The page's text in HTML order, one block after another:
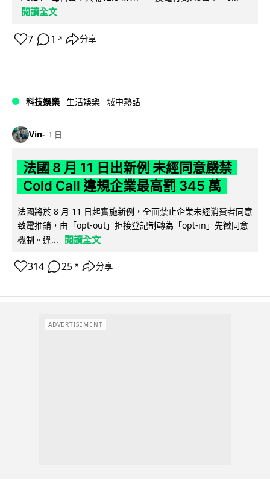
閱讀全文
7 1 ↗ 分享
科技娛樂 生活娛樂 城中熱話
Vin 1 日
法國 8 月 11 日出新例 未經同意嚴禁
Cold Call 違規企業最高罰 345 萬
法國將於 8 月 11 日起實施新例，全面禁止企業未經消費者同意
致電推銷，由「opt-out」拒接登記制轉為「opt-in」先徵同意
機制。違...
閱讀全文
314 25 ↗ 分享
ADVERTISEMENT